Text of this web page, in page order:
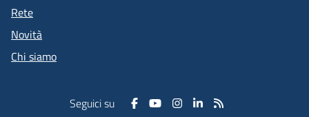
Rete
Novità
Chi siamo
Seguici su